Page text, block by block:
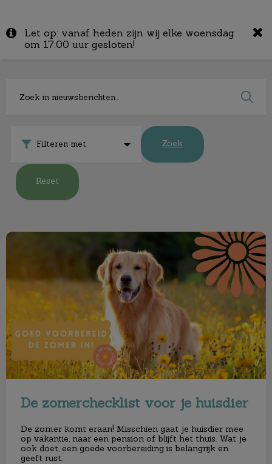
Zoek
Zoek
Let op: vanaf heden zijn wij elke woensdag
om 17:00 uur gesloten!
Filteren met Zoek
Reset
De zomerchecklist voor je huisdier
De zomerchecklist voor je huisdier
De zomer komt eraan! Misschien gaat je huisdier mee
op vakantie, naar een pension of blijft het thuis. Wat je
ook doet, een goede voorbereiding is belangrijk en
geeft rust.